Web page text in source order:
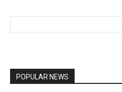
POPULAR NEWS